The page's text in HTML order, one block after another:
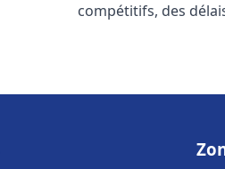
compétitifs, des